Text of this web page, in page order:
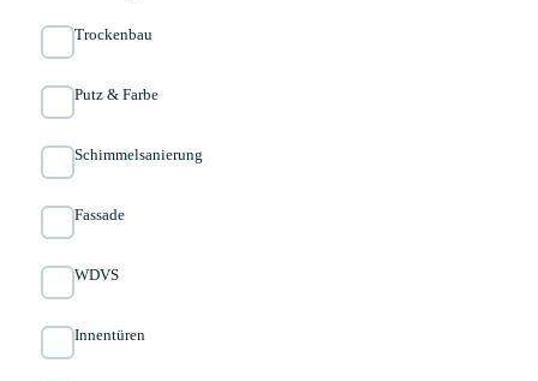
Trockenbau
Putz & Farbe
Schimmelsanierung
Fassade
WDVS
Innen­türen